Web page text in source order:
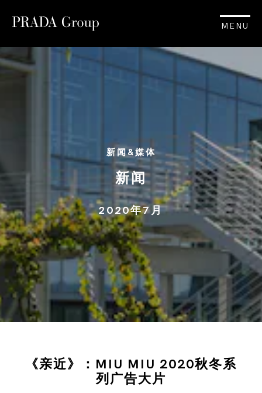
MENU
新闻&媒体
新闻
2020年7月
《亲近》：MIU MIU 2020秋冬系
列广告大片